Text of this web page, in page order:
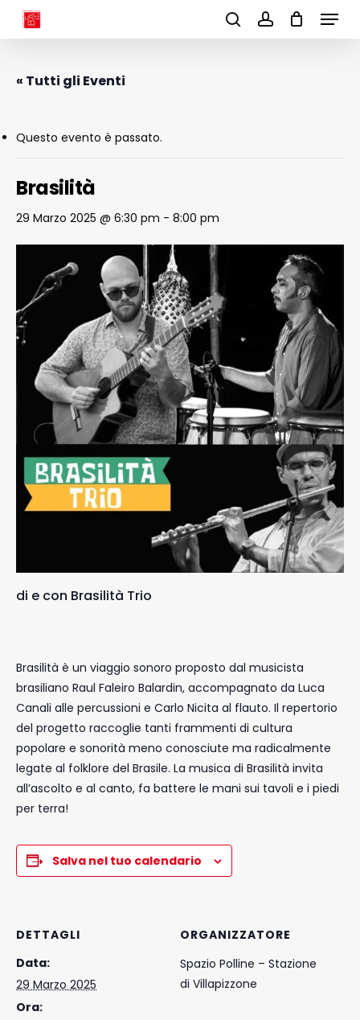
searchaccount
Menu
« Tutti gli Eventi
Questo evento è passato.
Brasilità
29 Marzo 2025 @ 6:30 pm - 8:00 pm
di e con Brasilità Trio
Brasilità è un viaggio sonoro proposto dal musicista
brasiliano Raul Faleiro Balardin, accompagnato da Luca
Canali alle percussioni e Carlo Nicita al flauto. Il repertorio
del progetto raccoglie tanti frammenti di cultura
popolare e sonorità meno conosciute ma radicalmente
legate al folklore del Brasile. La musica di Brasilità invita
all’ascolto e al canto, fa battere le mani sui tavoli e i piedi
per terra!
Salva nel tuo calendario
DETTAGLI
Data:
29 Marzo 2025
Ora:
ORGANIZZATORE
Spazio Polline – Stazione
di Villapizzone